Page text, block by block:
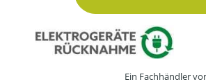
Ein Fachhändler